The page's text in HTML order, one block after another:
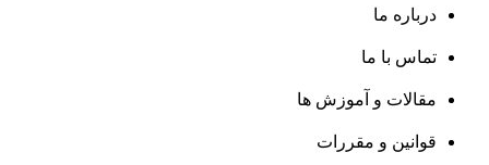
درباره ما
تماس با ما
مقالات و آموزش ها
قوانین و مقررات